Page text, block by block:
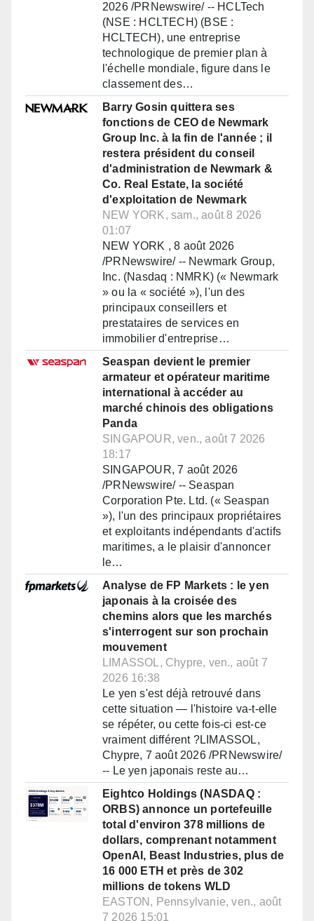
2026 /PRNewswire/ -- HCLTech
(NSE : HCLTECH) (BSE :
HCLTECH), une entreprise
technologique de premier plan à
l'échelle mondiale, figure dans le
classement des…
Barry Gosin quittera ses
fonctions de CEO de Newmark
Group Inc. à la fin de l'année ; il
restera président du conseil
d'administration de Newmark &
Co. Real Estate, la société
d'exploitation de Newmark
NEW YORK, sam., août 8 2026
01:07
NEW YORK , 8 août 2026
/PRNewswire/ -- Newmark Group,
Inc. (Nasdaq : NMRK) (« Newmark
» ou la « société »), l'un des
principaux conseillers et
prestataires de services en
immobilier d'entreprise…
Seaspan devient le premier
armateur et opérateur maritime
international à accéder au
marché chinois des obligations
Panda
SINGAPOUR, ven., août 7 2026
18:17
SINGAPOUR, 7 août 2026
/PRNewswire/ -- Seaspan
Corporation Pte. Ltd. (« Seaspan
»), l'un des principaux propriétaires
et exploitants indépendants d'actifs
maritimes, a le plaisir d'annoncer
le…
Analyse de FP Markets : le yen
japonais à la croisée des
chemins alors que les marchés
s'interrogent sur son prochain
mouvement
LIMASSOL, Chypre, ven., août 7
2026 16:38
Le yen s'est déjà retrouvé dans
cette situation — l'histoire va-t-elle
se répéter, ou cette fois-ci est-ce
vraiment différent ?LIMASSOL,
Chypre, 7 août 2026 /PRNewswire/
-- Le yen japonais reste au…
Eightco Holdings (NASDAQ :
ORBS) annonce un portefeuille
total d'environ 378 millions de
dollars, comprenant notamment
OpenAI, Beast Industries, plus de
16 000 ETH et près de 302
millions de tokens WLD
EASTON, Pennsylvanie, ven., août
7 2026 15:01